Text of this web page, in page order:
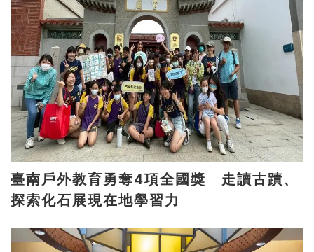
臺南戶外教育勇奪4項全國獎 走讀古蹟、
探索化石展現在地學習力